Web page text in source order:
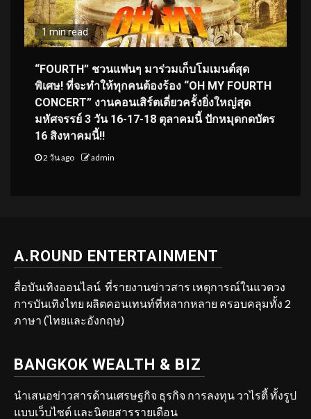
1 min read
“FOURTH” ชวนแฟนๆ มาร่วมเก็บโมเมนต์สุด
พิเศษ! ที่จะทำให้ทุกคนต้องร้อง “OH MY FOURTH
CONCERT” งานคอนเสิร์ตเดี่ยวครั้งยิ่งใหญ่สุด
มหัศจรรย์ 3 วัน 16-17-18 ตุลาคมนี้ ปักหมุดกดบัตร
16 สิงหาคมนี้!!
2 วัน ago admin
A.ROUND ENTERTAINMENT
สื่อบันเทิงออนไลน์ ที่รายงานข่าวสาร เหตุการณ์ในแวดวง
การบันเทิงไทย ผลิตคอนเทนท์ที่หลากหลาย ครอบคลุมทั้ง 2
ภาษา (ไทยและอังกฤษ)
BANGKOK WEALTH & BIZ
นำเสนอข่าวสารด้านเศรษฐกิจ ธุรกิจ การลงทุน วาไรตี้ ทั้งรูป
แบบเว็บไซต์ และนิตยสารรายเดือน